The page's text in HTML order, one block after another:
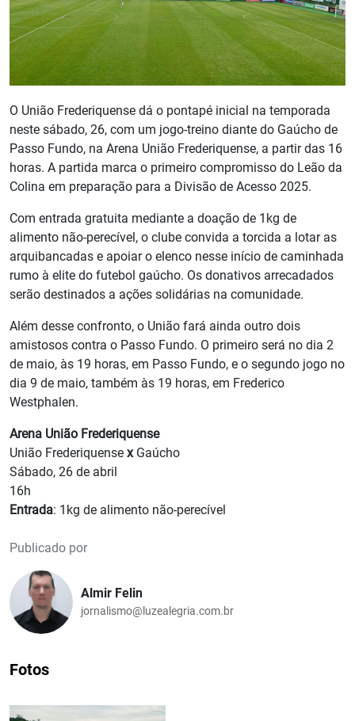
O União Frederiquense dá o pontapé inicial na temporada
neste sábado, 26, com um jogo-treino diante do Gaúcho de
Passo Fundo, na Arena União Frederiquense, a partir das 16
horas. A partida marca o primeiro compromisso do Leão da
Colina em preparação para a Divisão de Acesso 2025.
Com entrada gratuita mediante a doação de 1kg de
alimento não-perecível, o clube convida a torcida a lotar as
arquibancadas e apoiar o elenco nesse início de caminhada
rumo à elite do futebol gaúcho. Os donativos arrecadados
serão destinados a ações solidárias na comunidade.
Além desse confronto, o União fará ainda outro dois
amistosos contra o Passo Fundo. O primeiro será no dia 2
de maio, às 19 horas, em Passo Fundo, e o segundo jogo no
dia 9 de maio, também às 19 horas, em Frederico
Westphalen.
Arena União Frederiquense
União Frederiquense x Gaúcho
Sábado, 26 de abril
16h
Entrada: 1kg de alimento não-perecível
Publicado por
Almir Felin
jornalismo@luzealegria.com.br
Fotos